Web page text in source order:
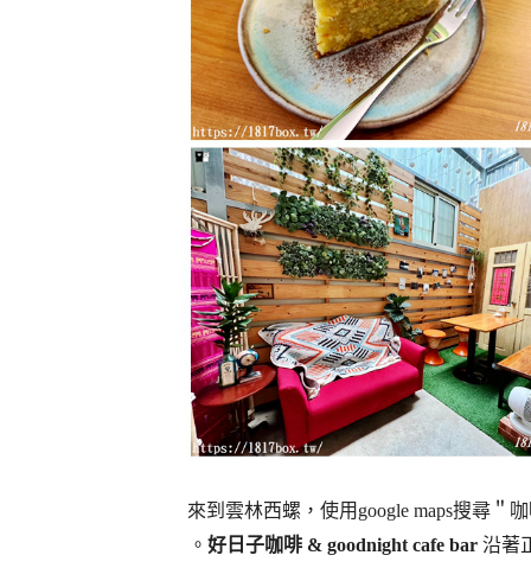
來到雲林西螺，使用google maps搜尋＂
。 好日子咖啡 & goodnight cafe bar 沿著